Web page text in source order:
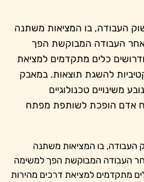
העבודה, בו המציאות משתנה
העבודה המבוקשת הפך
כלים מתקדמים למציאת
להשגת תוצאות. במאבק
משינויים טכנולוגיים
אדם הופכת לשותפת מפתח
העבודה, בו המציאות משתנה
העבודה המבוקשת הפך למשימה
מתקדמים למציאת דרכים מהירות